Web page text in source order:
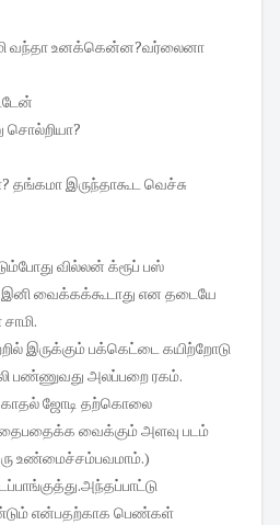
வந்தா உனக்கென்ன?வர்லைனா
இருந்தாகூட வெச்சு
வில்லன் க்ரூப் பஸ்
வைக்கக்கூடாது என தடையே
இருக்கும் பக்கெட்டை கயிற்றோடு
பண்ணுவது அலப்பறை ரகம்.
காதல் ஜோடி தற்கொலை
வைக்கும் அளவு படம்
உண்மைச்சம்பவமாம்.)
என்பதற்காக பெண்கள்